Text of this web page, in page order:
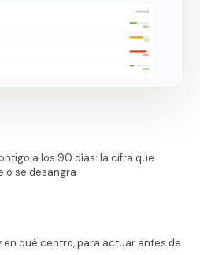
a los 90 días: la cifra que
o se desangra
qué centro, para actuar antes de